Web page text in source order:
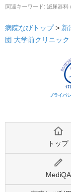
関連キーワード: 泌尿器科
病院なびトップ > 新
団 大学前クリニッ
プライバ
トップ
MediQA